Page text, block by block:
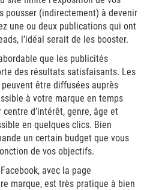
pousser (indirectement) à devenir
une ou deux publications qui ont
l’idéal serait de les booster.
que les publicités
des résultats satisfaisants. Les
être diffusées auprès
à votre marque en temps
d’intérêt, genre, âge et
en quelques clics. Bien
un certain budget que vous
de vos objectifs.
avec la page
marque, est très pratique à bien